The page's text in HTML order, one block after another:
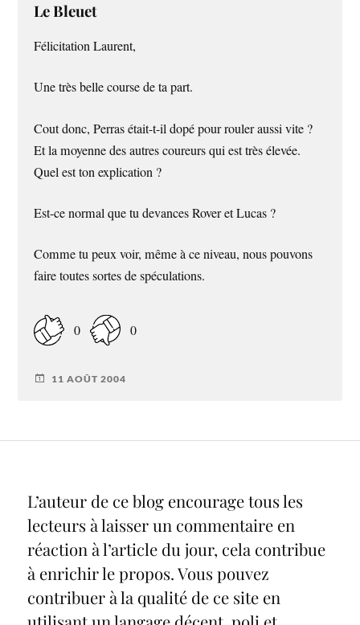
Le Bleuet
Félicitation Laurent,
Une très belle course de ta part.
Cout donc, Perras était-t-il dopé pour rouler aussi vite ?
Et la moyenne des autres coureurs qui est très élevée.
Quel est ton explication ?
Est-ce normal que tu devances Rover et Lucas ?
Comme tu peux voir, même à ce niveau, nous pouvons
faire toutes sortes de spéculations.
0 0
11 AOÛT 2004
L’auteur de ce blog encourage tous les
lecteurs à laisser un commentaire en
réaction à l’article du jour, cela contribue
à enrichir le propos. Vous pouvez
contribuer à la qualité de ce site en